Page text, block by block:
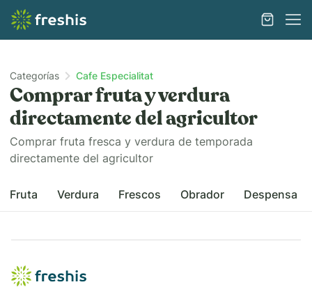
Categorías Cafe Especialitat
Comprar fruta y verdura
directamente del agricultor
Comprar fruta fresca y verdura de temporada
directamente del agricultor
Fruta Verdura Frescos Obrador Despensa